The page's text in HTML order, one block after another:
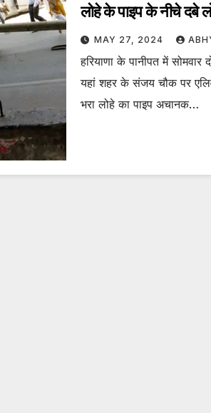
लोहे के पाइप के नीचे दबे
MAY 27, 2024
हरियाणा के पानीपत में सोमवार
यहां शहर के संजय चौक पर
भरा लोहे का पाइप अचानक…